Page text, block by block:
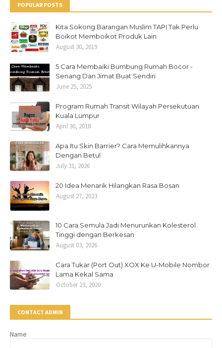
POPULAR POSTS
Kita Sokong Barangan Muslim TAPI Tak Perlu
Boikot Memboikot Produk Lain
August 30, 2019
5 Cara Membaiki Bumbung Rumah Bocor -
Senang Dan Jimat Buat Sendiri
June 25, 2025
Program Rumah Transit Wilayah Persekutuan
Kuala Lumpur
April 30, 2018
Apa Itu Skin Barrier? Cara Memulihkannya
Dengan Betul
July 31, 2026
20 Idea Menarik Hilangkan Rasa Bosan
August 27, 2023
10 Cara Semula Jadi Menurunkan Kolesterol
Tinggi dengan Berkesan
August 03, 2026
Cara Tukar (Port Out) XOX Ke U-Mobile Nombor
Lama Kekal Sama
October 23, 2020
CONTACT ADMIN
Name